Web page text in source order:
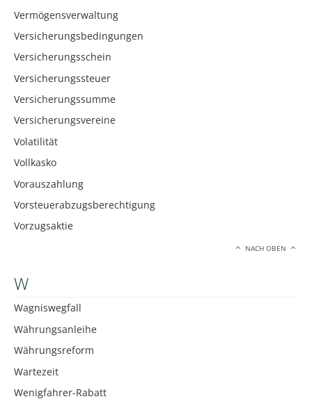
Vermögensverwaltung
Versicherungsbedingungen
Versicherungsschein
Versicherungssteuer
Versicherungssumme
Versicherungsvereine
Volatilität
Vollkasko
Vorauszahlung
Vorsteuerabzugsberechtigung
Vorzugsaktie
NACH OBEN
W
Wagniswegfall
Währungsanleihe
Währungsreform
Wartezeit
Wenigfahrer-Rabatt